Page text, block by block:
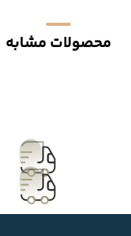
محصولات مشابه